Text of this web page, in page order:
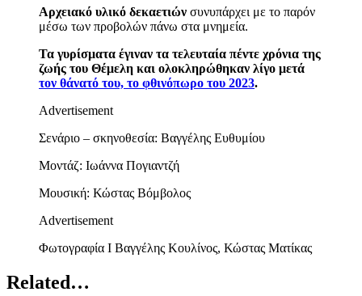
Αρχειακό υλικό δεκαετιών συνυπάρχει με το παρόν
μέσω των προβολών πάνω στα μνημεία.
Τα γυρίσματα έγιναν τα τελευταία πέντε χρόνια της
ζωής του Θέμελη και ολοκληρώθηκαν λίγο μετά
τον θάνατό του, το φθινόπωρο του 2023.
Advertisement
Σενάριο – σκηνοθεσία: Βαγγέλης Ευθυμίου
Μοντάζ: Ιωάννα Πογιαντζή
Μουσική: Κώστας Βόμβολος
Advertisement
Φωτογραφία Ι Βαγγέλης Κουλίνος, Κώστας Ματίκας
Related…